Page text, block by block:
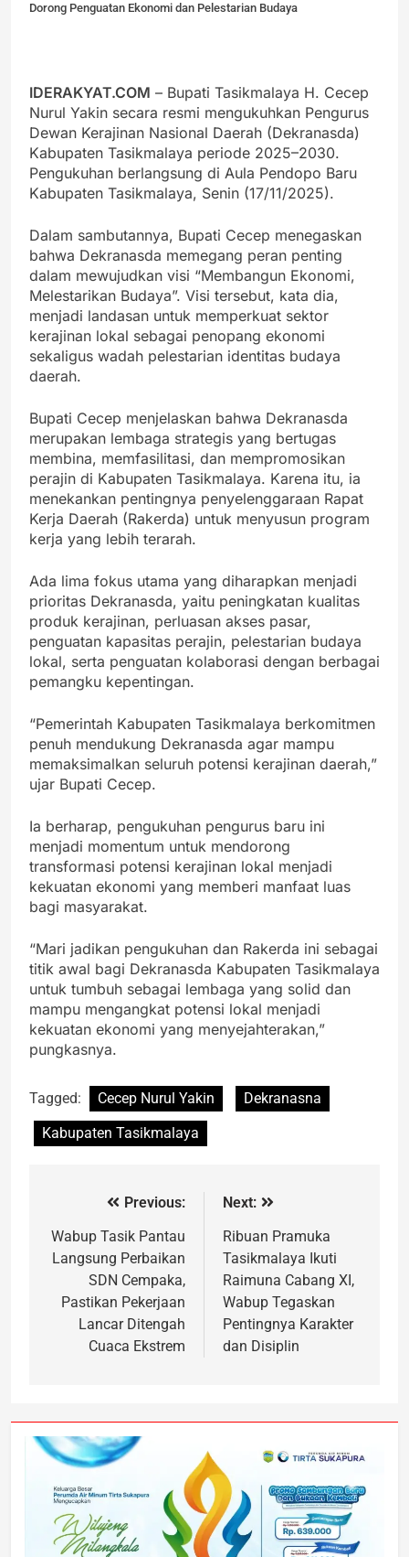
Dorong Penguatan Ekonomi dan Pelestarian Budaya
IDERAKYAT.COM – Bupati Tasikmalaya H. Cecep
Nurul Yakin secara resmi mengukuhkan Pengurus
Dewan Kerajinan Nasional Daerah (Dekranasda)
Kabupaten Tasikmalaya periode 2025–2030.
Pengukuhan berlangsung di Aula Pendopo Baru
Kabupaten Tasikmalaya, Senin (17/11/2025).
Dalam sambutannya, Bupati Cecep menegaskan
bahwa Dekranasda memegang peran penting
dalam mewujudkan visi “Membangun Ekonomi,
Melestarikan Budaya”. Visi tersebut, kata dia,
menjadi landasan untuk memperkuat sektor
kerajinan lokal sebagai penopang ekonomi
sekaligus wadah pelestarian identitas budaya
daerah.
Bupati Cecep menjelaskan bahwa Dekranasda
merupakan lembaga strategis yang bertugas
membina, memfasilitasi, dan mempromosikan
perajin di Kabupaten Tasikmalaya. Karena itu, ia
menekankan pentingnya penyelenggaraan Rapat
Kerja Daerah (Rakerda) untuk menyusun program
kerja yang lebih terarah.
Ada lima fokus utama yang diharapkan menjadi
prioritas Dekranasda, yaitu peningkatan kualitas
produk kerajinan, perluasan akses pasar,
penguatan kapasitas perajin, pelestarian budaya
lokal, serta penguatan kolaborasi dengan berbagai
pemangku kepentingan.
“Pemerintah Kabupaten Tasikmalaya berkomitmen
penuh mendukung Dekranasda agar mampu
memaksimalkan seluruh potensi kerajinan daerah,”
ujar Bupati Cecep.
Ia berharap, pengukuhan pengurus baru ini
menjadi momentum untuk mendorong
transformasi potensi kerajinan lokal menjadi
kekuatan ekonomi yang memberi manfaat luas
bagi masyarakat.
“Mari jadikan pengukuhan dan Rakerda ini sebagai
titik awal bagi Dekranasda Kabupaten Tasikmalaya
untuk tumbuh sebagai lembaga yang solid dan
mampu mengangkat potensi lokal menjadi
kekuatan ekonomi yang menyejahterakan,”
pungkasnya.
Tagged: Cecep Nurul Yakin
Dekranasna
Kabupaten Tasikmalaya
Previous:
Wabup Tasik Pantau
Langsung Perbaikan
SDN Cempaka,
Pastikan Pekerjaan
Lancar Ditengah
Cuaca Ekstrem
Next:
Ribuan Pramuka
Tasikmalaya Ikuti
Raimuna Cabang XI,
Wabup Tegaskan
Pentingnya Karakter
dan Disiplin